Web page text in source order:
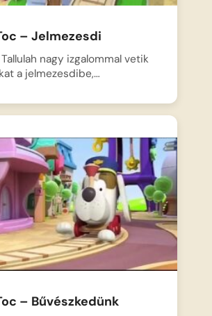
– Jelmezesdi
nagy izgalommal vetik
a jelmezesdibe,…
– Bűvészkedünk